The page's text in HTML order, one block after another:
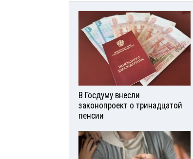
В Госдуму внесли
законопроект о тринадцатой
пенсии